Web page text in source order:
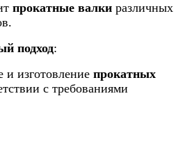
прокатные валки различных
подход:
и изготовление прокатных
с требованиями